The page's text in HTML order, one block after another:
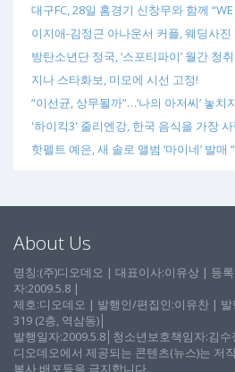
대구FC, 28일 홈경기 신창무와 함께
이지애-김정근 아나운서 커플, 웨딩사진
방탄소년단 정국, ‘스포티파이’ 월간 청
지나 스타화보, 미모에 시선 고정!
“이선균, 상무될까”…‘나의 아저씨’ 놓치
'하이킥3' 줄리엔강, 한국 음식을 가장
핫펠트 예은, 새 솔로 앨범 ‘마이네’ 발매
About Us
명칭:(주)디오데오 | 대표이사:이유상 | 등
자:2009.5.8 |
제호:디오데오 | 발행인/편집인:이유찬 | 발
319 (2층, 역삼동)│
발행일자:2009.5.8│청소년보호책임자:김수
디오데오에서 제공되는 콘텐츠(뉴스)는 저
복사 배포등을 금지합니다.